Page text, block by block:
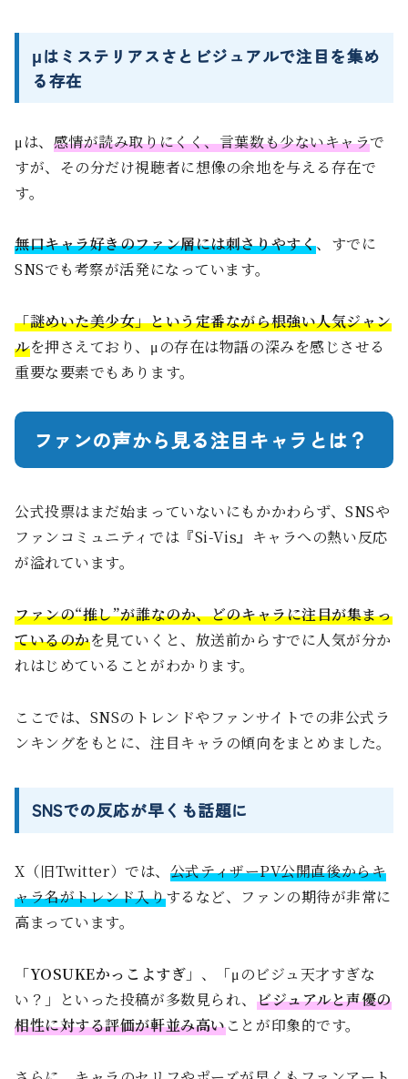
μはミステリアスさとビジュアルで注目を集め
る存在
μは、 感情が読み取りにくく、言葉数も少ないキャラで
すが、その分だけ視聴者に想像の余地を与える存在で
す。
無口キャラ好きのファン層には刺さりやすく、すでに
SNSでも考察が活発になっています。
「謎めいた美少女」という定番ながら根強い人気ジャン
ルを押さえており、μの存在は物語の深みを感じさせる
重要な要素でもあります。
ファンの声から見る注目キャラとは？
公式投票はまだ始まっていないにもかかわらず、SNSや
ファンコミュニティでは『Si-Vis』キャラへの熱い反応
が溢れています。
ファンの“推し”が誰なのか、どのキャラに注目が集まっ
ているのかを見ていくと、放送前からすでに人気が分か
れはじめていることがわかります。
ここでは、SNSのトレンドやファンサイトでの非公式ラ
ンキングをもとに、注目キャラの傾向をまとめました。
SNSでの反応が早くも話題に
X（旧Twitter）では、 公式ティザーPV公開直後からキ
ャラ名がトレンド入りするなど、ファンの期待が非常に
高まっています。
「YOSUKEかっこよすぎ」 、「μのビジュ天才すぎな
い？」といった投稿が多数見られ、 ビジュアルと声優の
相性に対する評価が軒並み高いことが印象的です。